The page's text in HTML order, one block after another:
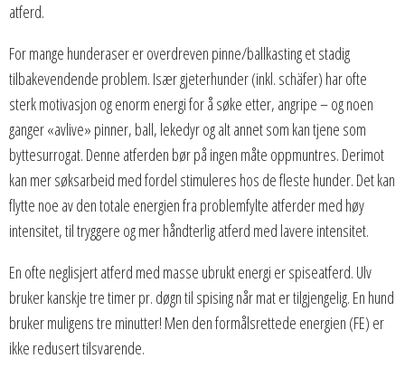
atferd.
For mange hunderaser er overdreven pinne/ballkasting et stadig
tilbakevendende problem. Især gjeterhunder (inkl. schäfer) har ofte
sterk motivasjon og enorm energi for å søke etter, angripe – og noen
ganger «avlive» pinner, ball, lekedyr og alt annet som kan tjene som
byttesurrogat. Denne atferden bør på ingen måte oppmuntres. Derimot
kan mer søksarbeid med fordel stimuleres hos de fleste hunder. Det kan
flytte noe av den totale energien fra problemfylte atferder med høy
intensitet, til tryggere og mer håndterlig atferd med lavere intensitet.
En ofte neglisjert atferd med masse ubrukt energi er spiseatferd. Ulv
bruker kanskje tre timer pr. døgn til spising når mat er tilgjengelig. En hund
bruker muligens tre minutter! Men den formålsrettede energien (FE) er
ikke redusert tilsvarende.